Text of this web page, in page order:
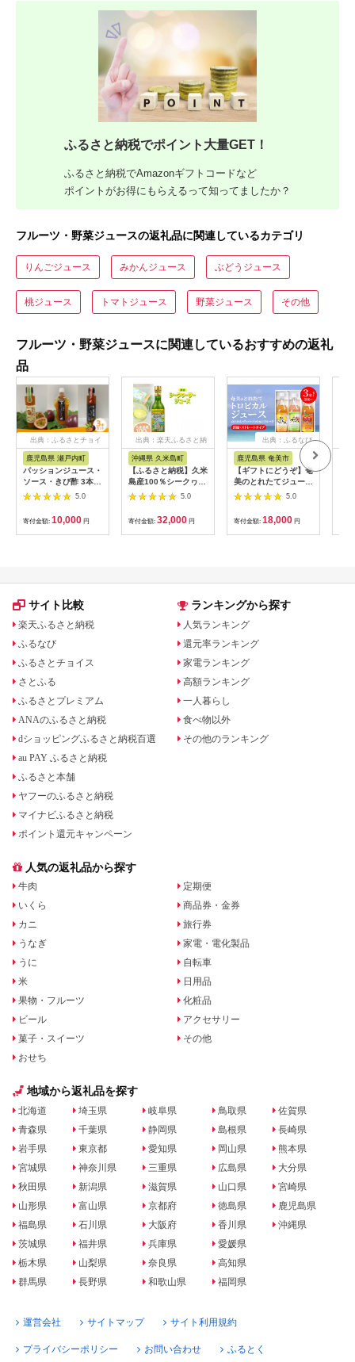
ふるさと納税でポイント大量GET！
ふるさと納税でAmazonギフトコードなど
ポイントがお得にもらえるって知ってましたか？
フルーツ・野菜ジュースの返礼品に関連しているカテゴリ
りんごジュース みかんジュース ぶどうジュース
桃ジュース トマトジュース 野菜ジュース その他
フルーツ・野菜ジュースに関連しているおすすめの返礼
品
出典：ふるさとチョイ
鹿児島県 瀬戸内町
パッションジュース・
ソース・きび酢 3本セ
ット
5.0
寄付金額: 10,000 円
出典：楽天ふるさと納
沖縄県 久米島町
【ふるさと納税】久米
島産100％シークヮー
サージュース（原液）
5.0
寄付金額: 32,000 円
出典：ふるなび
鹿児島県 奄美市
【ギフトにどうぞ】奄
美のとれたてジュース
アソート3本セット
（パッション・グァ
バ・たんかん）
A015-005
5.0
寄付金額: 18,000 円
サイト比較
楽天ふるさと納税
ふるなび
ふるさとチョイス
さとふる
ふるさとプレミアム
ANAのふるさと納税
dショッピングふるさと納税百選
au PAY ふるさと納税
ふるさと本舗
ヤフーのふるさと納税
マイナビふるさと納税
ポイント還元キャンペーン
ランキングから探す
人気ランキング
還元率ランキング
家電ランキング
高額ランキング
一人暮らし
食べ物以外
その他のランキング
人気の返礼品から探す
牛肉
いくら
カニ
うなぎ
うに
米
果物・フルーツ
ビール
菓子・スイーツ
おせち
定期便
商品券・金券
旅行券
家電・電化製品
自転車
日用品
化粧品
アクセサリー
その他
地域から返礼品を探す
北海道
青森県
岩手県
宮城県
秋田県
山形県
福島県
茨城県
栃木県
群馬県
埼玉県
千葉県
東京都
神奈川県
新潟県
富山県
石川県
福井県
山梨県
長野県
岐阜県
静岡県
愛知県
三重県
滋賀県
京都府
大阪府
兵庫県
奈良県
和歌山県
鳥取県
島根県
岡山県
広島県
山口県
徳島県
香川県
愛媛県
高知県
福岡県
佐賀県
長崎県
熊本県
大分県
宮崎県
鹿児島県
沖縄県
運営会社 サイトマップ サイト利用規約
プライバシーポリシー お問い合わせ ふるとく